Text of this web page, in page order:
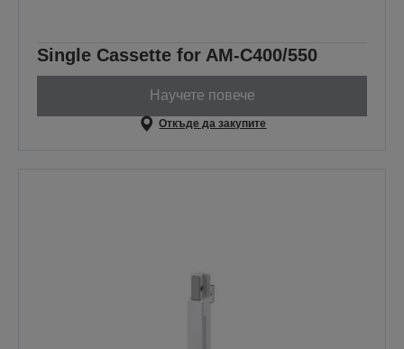
Single Cassette for AM-C400/550
Научете повече
Откъде да закупите